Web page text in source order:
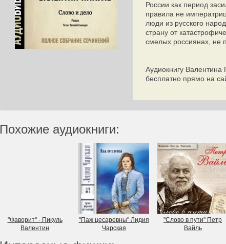
России как период
правила не
люди из русского
страну от
смелых россиянах, не
Аудиокнигу
бесплатно прямо на
Похожие аудиокниги:
"Фаворит" - Пикуль
Валентин
"Паж цесаревны" Лидия
Чарская
"Слово в пути" Петр
Вайль